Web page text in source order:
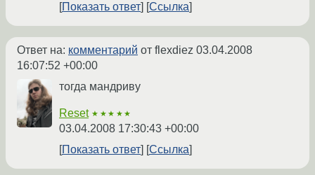
Показать ответ Ссылка
Ответ на: комментарий от flexdiez 03.04.2008
16:07:52 +00:00
тогда мандриву
Reset ★★★★★
03.04.2008 17:30:43 +00:00
Показать ответ
Ссылка